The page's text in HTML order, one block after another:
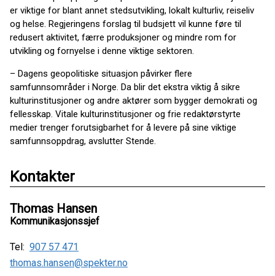
er viktige for blant annet stedsutvikling, lokalt kulturliv, reiseliv
og helse. Regjeringens forslag til budsjett vil kunne føre til
redusert aktivitet, færre produksjoner og mindre rom for
utvikling og fornyelse i denne viktige sektoren.
– Dagens geopolitiske situasjon påvirker flere
samfunnsområder i Norge. Da blir det ekstra viktig å sikre
kulturinstitusjoner og andre aktører som bygger demokrati og
fellesskap. Vitale kulturinstitusjoner og frie redaktørstyrte
medier trenger forutsigbarhet for å levere på sine viktige
samfunnsoppdrag, avslutter Stende.
Kontakter
Thomas Hansen
Kommunikasjonssjef
Tel: 907 57 471
thomas.hansen@spekter.no